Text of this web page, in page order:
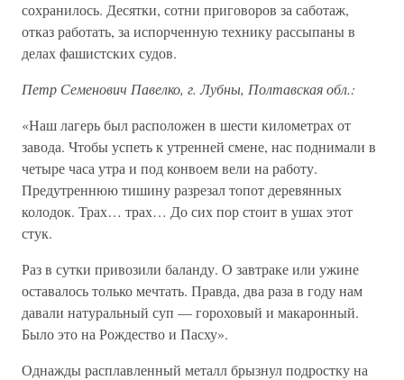
сохранилось. Десятки, сотни приговоров за саботаж,
отказ работать, за испорченную технику рассыпаны в
делах фашистских судов.
Петр Семенович Павелко, г. Лубны, Полтавская обл.:
«Наш лагерь был расположен в шести километрах от
завода. Чтобы успеть к утренней смене, нас поднимали в
четыре часа утра и под конвоем вели на работу.
Предутреннюю тишину разрезал топот деревянных
колодок. Трах… трах… До сих пор стоит в ушах этот
стук.
Раз в сутки привозили баланду. О завтраке или ужине
оставалось только мечтать. Правда, два раза в году нам
давали натуральный суп — гороховый и макаронный.
Было это на Рождество и Пасху».
Однажды расплавленный металл брызнул подростку на